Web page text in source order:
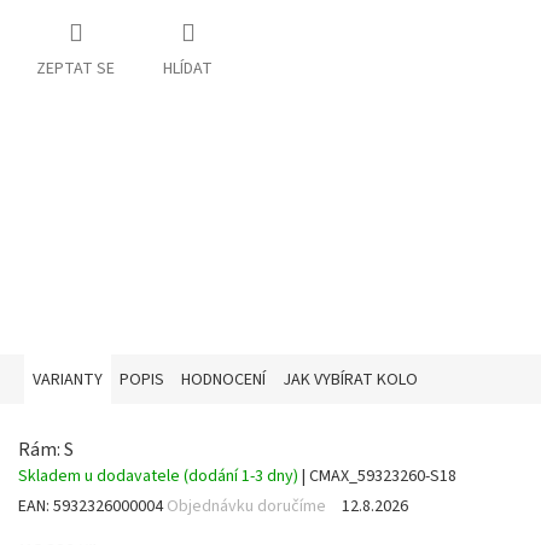
ZEPTAT SE HLÍDAT
VARIANTY POPIS HODNOCENÍ JAK VYBÍRAT KOLO
Rám: S
Skladem u dodavatele (dodání 1-3 dny) | CMAX_59323260-S18
EAN: 5932326000004 Objednávku doručíme 12.8.2026